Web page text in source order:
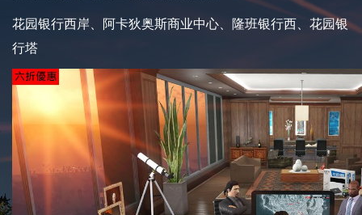
花园银行西岸、阿卡狄奥斯商业中心、隆班银行西、花园银
行塔